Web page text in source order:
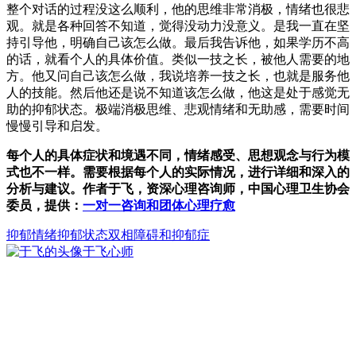
整个对话的过程没这么顺利，他的思维非常消极，情绪也很悲
观。就是各种回答不知道，觉得没动力没意义。是我一直在坚
持引导他，明确自己该怎么做。最后我告诉他，如果学历不高
的话，就看个人的具体价值。类似一技之长，被他人需要的地
方。他又问自己该怎么做，我说培养一技之长，也就是服务他
人的技能。然后他还是说不知道该怎么做，他这是处于感觉无
助的抑郁状态。极端消极思维、悲观情绪和无助感，需要时间
慢慢引导和启发。
每个人的具体症状和境遇不同，情绪感受、思想观念与行为模
式也不一样。需要根据每个人的实际情况，进行详细和深入的
分析与建议。作者于飞，资深心理咨询师，中国心理卫生协会
委员，提供： 一对一咨询和团体心理疗愈
抑郁情绪抑郁状态双相障碍和抑郁症
于飞心师